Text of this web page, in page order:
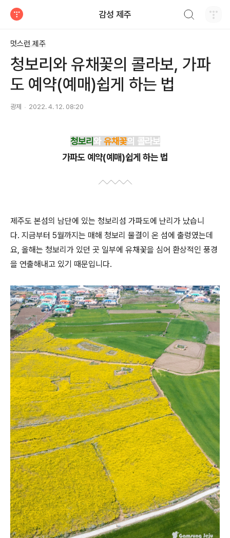
감성 제주
멋스런 제주
청보리와 유채꽃의 콜라보, 가파
도 예약(예매)쉽게 하는 법
광제 2022. 4. 12. 08:20
청보리와유채꽃의 콜라보
가파도 예약(예매)쉽게 하는 법
제주도 본섬의 남단에 있는 청보리섬 가파도에 난리가 났습니
다. 지금부터 5월까지는 매해 청보리 물결이 온 섬에 출렁였는데
요, 올해는 청보리가 있던 곳 일부에 유채꽃을 심어 환상적인 풍경
을 연출해내고 있기 때문입니다.